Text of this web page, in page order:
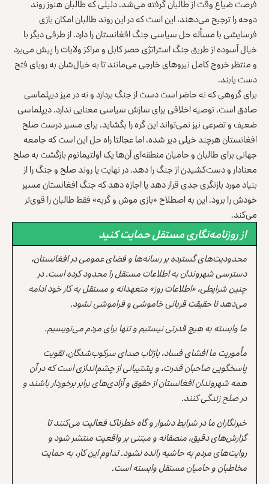
فرصت ضیاع وقت از طالبان گرفته می‌شد. دلیلی که طالبان هنوز روند
دوحه را ترجیح می‌دهند، این است که در این روند طالبان امکان بازی
فرسایشی با مسأله حل سیاسی جنگ افغانستان را دارد. از طرفی دیگر با
خیال آسوده از طریق جنگ استراتژی حصر کابل و مراکز ولایات را پیش می‌برد
و منتظر خروج کامل نیروهای خارجی می‌مانند تا به خیال‌شان به رویای فتح
دست یابند.
برای گروهی که نه حاضر است دست از جنگ بردارد و نه در میز دیپلماسی
صادق است، توصیه اخلاقی برای سازش سیاسی معنایی ندارد. دیپلماسی
ضعیف و تضرعی نیز نمی‌تواند این گره را بگشاید. برای مسیر درست صلح
افغانستان هرچند خیلی دیر شده، اما عجالتا راه حل این است که جامعه
جهانی برای طالبان و حامیان منطقه‌ای آن‌ها یک اولتیماتوم بازگشت به صلح
معنادار و دست‌کشیدن از جنگ را دهد. در نهایت یا روند صلح و جنگ را از
بنیاد مورد بازنگری جدی قرار دهد یا اجازه دهد که جنگ افغانستان مسیر
خودش را برود. این به اصطلاح «بازی موش و گربه» فقط طالبان را قوی‌تر
می‌کند.
از روزنامه‌نگاری مستقل حمایت کنید
محدودیت‌های گسترده بر رسانه‌ها و فضای عمومی در افغانستان،
دسترسی شهروندان به اطلاعات مستقل را محدود کرده است. در
چنین شرایطی، «اطلاعات روز» متعهدانه و مستقل به کار خود ادامه
می‌دهد تا حقیقت قربانی خاموشی و فراموشی نشود.
ما وابسته به هیچ قدرتی نیستیم و تنها برای مردم می‌نویسیم.
مأموریت ما افشای فساد، بازتاب صدای سرکوب‌شدگان، تقویت
پاسخگویی صاحبان قدرت، و پشتیبانی از چشم‌اندازی است که در آن
همه شهروندان افغانستان از حقوق و آزادی‌های برابر برخوردار باشند و
در صلح زندگی کنند.
خبرنگاران ما در شرایط دشوار و گاه خطرناک فعالیت می‌کنند تا
گزارش‌های دقیق، منصفانه و مبتنی بر واقعیت منتشر شود و
روایت‌های مردم به حاشیه رانده نشود. تداوم این کار، به حمایت
مخاطبان و حامیان مستقل وابسته است.